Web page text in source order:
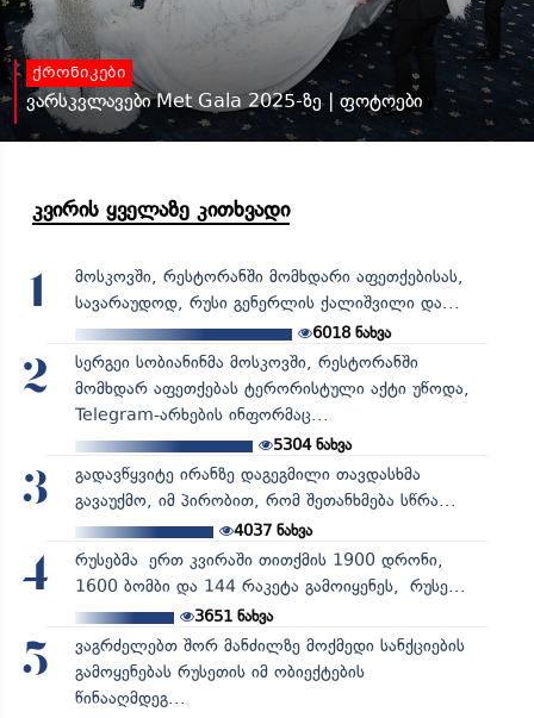
ქრონიკები
ვარსკვლავები Met Gala 2025-ზე | ფოტოები
კვირის ყველაზე კითხვადი
1
მოსკოვში, რესტორანში მომხდარი აფეთქებისას,
სავარაუდოდ, რუსი გენერლის ქალიშვილი და...
6018 ნახვა
2
სერგეი სობიანინმა მოსკოვში, რესტორანში
მომხდარ აფეთქებას ტერორისტული აქტი უწოდა,
Telegram-არხების ინფორმაც...
5304ნახვა
3
გადავწყვიტე ირანზე დაგეგმილი თავდასხმა
გავაუქმო, იმ პირობით, რომ შეთანხმება სწრა...
4037ნახვა
4
რუსებმა ერთ კვირაში თითქმის 1900 დრონი,
1600 ბომბი და 144 რაკეტა გამოიყენეს, რუსე...
3651ნახვა
5
ვაგრძელებთ შორ მანძილზე მოქმედი სანქციების
გამოყენებას რუსეთის იმ ობიექტების
წინააღმდეგ...